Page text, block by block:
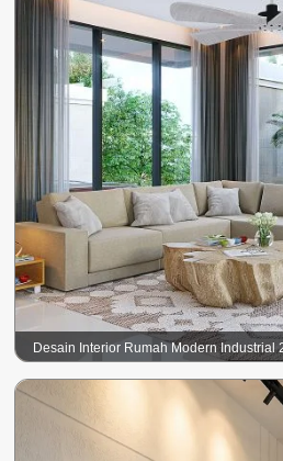
Desain Interior Rumah Modern Industrial